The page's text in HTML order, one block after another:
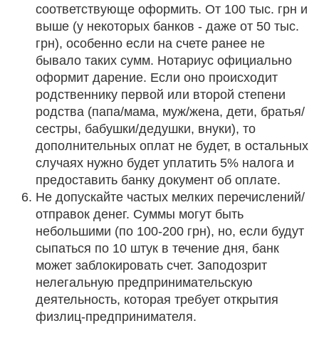
соответствующе оформить. От 100 тыс. грн и
выше (у некоторых банков - даже от 50 тыс.
грн), особенно если на счете ранее не
бывало таких сумм. Нотариус официально
оформит дарение. Если оно происходит
родственнику первой или второй степени
родства (папа/мама, муж/жена, дети, братья/
сестры, бабушки/дедушки, внуки), то
дополнительных оплат не будет, в остальных
случаях нужно будет уплатить 5% налога и
предоставить банку документ об оплате.
Не допускайте частых мелких перечислений/
отправок денег. Суммы могут быть
небольшими (по 100-200 грн), но, если будут
сыпаться по 10 штук в течение дня, банк
может заблокировать счет. Заподозрит
нелегальную предпринимательскую
деятельность, которая требует открытия
физлиц-предпринимателя.